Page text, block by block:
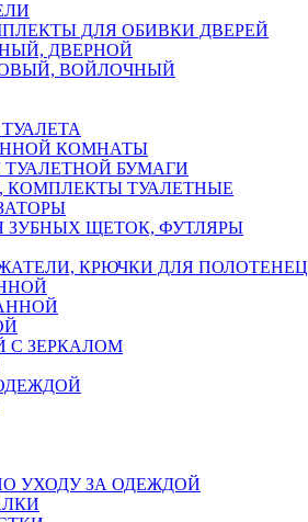
ДЛЯ ОБИВКИ ДВЕРЕЙ
ДВЕРНОЙ
ВОЙЛОЧНЫЙ
КОМНАТЫ
БУМАГИ
КОМПЛЕКТЫ ТУАЛЕТНЫЕ
ЗУБНЫХ ЩЕТОК, ФУТЛЯРЫ
КРЮЧКИ ДЛЯ ПОЛОТЕНЕЦ
С ЗЕРКАЛОМ
УХОДУ ЗА ОДЕЖДОЙ